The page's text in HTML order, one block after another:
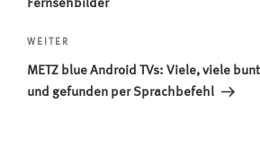
Fernsehbilder
Nächster
Beitrag
WEITER
METZ blue Android TVs: Viele, viele
und gefunden per Sprachbefehl